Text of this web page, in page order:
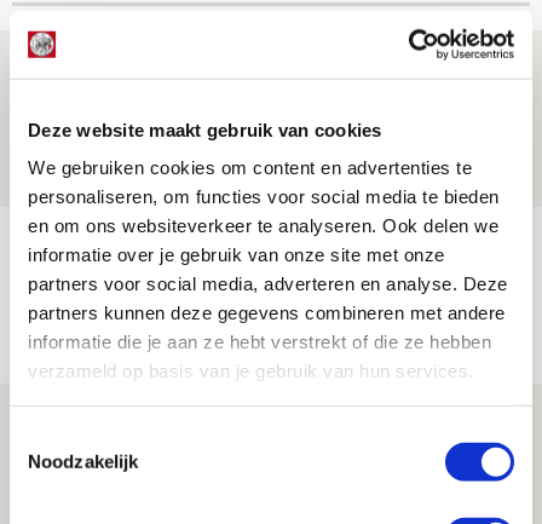
Deze website maakt gebruik van cookies
We gebruiken cookies om content en advertenties te
personaliseren, om functies voor social media te bieden
en om ons websiteverkeer te analyseren. Ook delen we
informatie over je gebruik van onze site met onze
partners voor social media, adverteren en analyse. Deze
partners kunnen deze gegevens combineren met andere
informatie die je aan ze hebt verstrekt of die ze hebben
verzameld op basis van je gebruik van hun services.
Noodzakelijk
Drie dingen die je moet weten over PEC
08 AUGUSTUS 2026 - 12:32
NIEUWS
Míchels elf: met welke formatie begin
jij aan nieuw eredivisieseizoen?
08 AUGUSTUS 2026 - 11:34
NIEUWS
maakt Abdalla ‘geen reet’ uit